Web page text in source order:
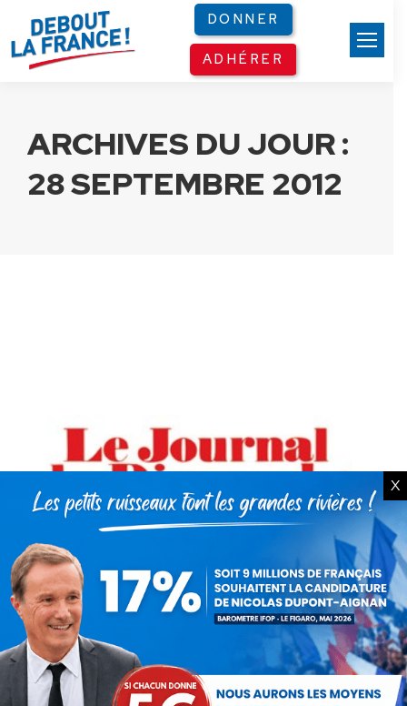
DONNER
ADHÉRER
ARCHIVES DU JOUR :
28 SEPTEMBRE 2012
La Grande interview de Nicolas
Dupont-Aignan dans le JDD
X
Panneau de gestion des cookies